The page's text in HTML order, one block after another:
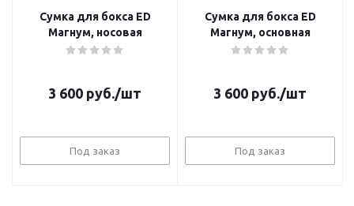
Сумка для бокса ED
Магнум, носовая
3 600 руб./шт
Под заказ
Сумка для бокса ED
Магнум, основная
3 600 руб./шт
Под заказ